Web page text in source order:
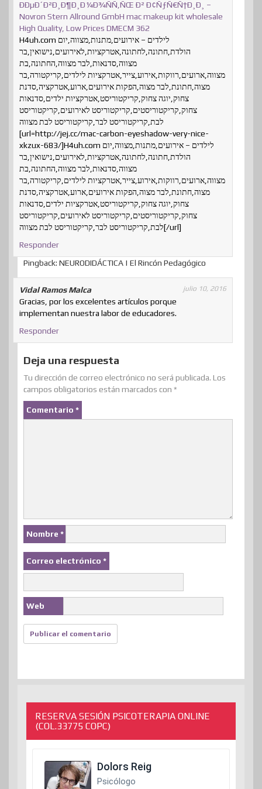
ÐÐµÐ´Ð²Ð¸Ð¶Ð¸Ð¼Ð¾ÑÑ‚ÑŒ Ð² Ð¢ÑƒÑ€Ñ†Ð¸Ð¸ –
Novron Stern Allround GmbH mac makeup kit wholesale
High Quality, Low Prices DMECM 362
H4uh.com לילדים – אירועים,מתנות,מצווה,יום
הולדת,חתונה,לחתונה,אטרקציות,לאירועים,נישואין,בר
מצווה,סדנאות,לבר מצווה,החתונה,בת
מצווה,ארועים,רווקות,אירוע,צייר,אטרקציות לילדים,קריקטורה,בר
מצוה,חתונת,לבר מצוה,הפקות אירועים,ארוע,אטרקציה,סדנת
צחוק,יוגה צחוק,קריקטוריסט,אטרקציות ילדים,סדנאות
צחוק,קריקטוריסטים,קריקטוריסט לאירועים,קריקטוריסט
לבת,קריקטוריסט לבר,קריקטוריסט לבת מצווה
[url=http://jej.cc/mac-carbon-eyeshadow-very-nice-
xkzux-683/]H4uh.com לילדים – אירועים,מתנות,מצווה,יום
הולדת,חתונה,לחתונה,אטרקציות,לאירועים,נישואין,בר
מצווה,סדנאות,לבר מצווה,החתונה,בת
מצווה,ארועים,רווקות,אירוע,צייר,אטרקציות לילדים,קריקטורה,בר
מצוה,חתונת,לבר מצוה,הפקות אירועים,ארוע,אטרקציה,סדנת
צחוק,יוגה צחוק,קריקטוריסט,אטרקציות ילדים,סדנאות
צחוק,קריקטוריסטים,קריקטוריסט לאירועים,קריקטוריסט
לבת,קריקטוריסט לבר,קריקטוריסט לבת מצווה[/url]
Responder
Pingback: NEURODIDÁCTICA | El Rincón Pedagógico
Vidal Ramos Malca julio 10, 2016
Gracias, por los excelentes artículos porque
implementan nuestra labor de educadores.
Responder
Deja una respuesta
Tu dirección de correo electrónico no será publicada. Los
campos obligatorios están marcados con *
Comentario *
Nombre *
Correo electrónico *
Web
RESERVA SESIÓN PSICOTERAPIA ONLINE
(COL.33775 COPC)